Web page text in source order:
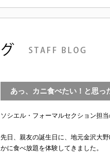
あっ、カニ食べたい！と思っ
ソシエル・フォーマルセクション担当
先日、親友の誕生日に、地元金沢大
かに食べ放題を体験してきました。